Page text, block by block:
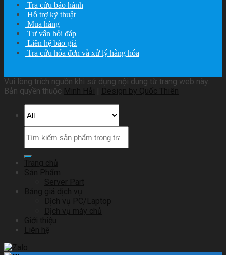
Tra cứu bảo hành
Hỗ trợ kỹ thuật
Mua hàng
Tư vấn hỏi đáp
Liên hệ báo giá
Tra cứu hóa đơn và xử lý hàng hóa
Vui lòng trích nguồn khi sử dụng nội dung từ trang web này.
Bản quyền thuộc Minh Hải | Design by Quốc Thiên
Trang chủ
Sản Phẩm
Server Part
Bảng giá dịch vụ
Dịch vụ PC/Laptop
Dịch vụ máy chủ
Giới thiệu
Liên hệ